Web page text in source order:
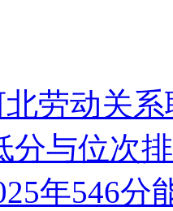
劳动关
分与位次
年546分